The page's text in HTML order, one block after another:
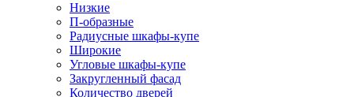
Низкие
П-образные
Радиусные шкафы-купе
Широкие
Угловые шкафы-купе
Закругленный фасад
Количество дверей